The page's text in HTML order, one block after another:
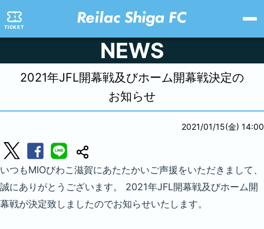
TICKET
NEWS
2021年JFL開幕戦及びホーム開幕戦決定の
お知らせ
2021/01/15(金) 14:00
いつもMIOびわこ滋賀にあたたかいご声援をいただきまして、
誠にありがとうございます。 2021年JFL開幕戦及びホーム開
幕戦が決定致しましたのでお知らせいたします。